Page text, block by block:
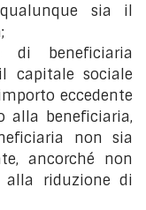
sia il
beneficiaria
capitale sociale
eccedente
alla beneficiaria,
non sia
ancorché non
riduzione di